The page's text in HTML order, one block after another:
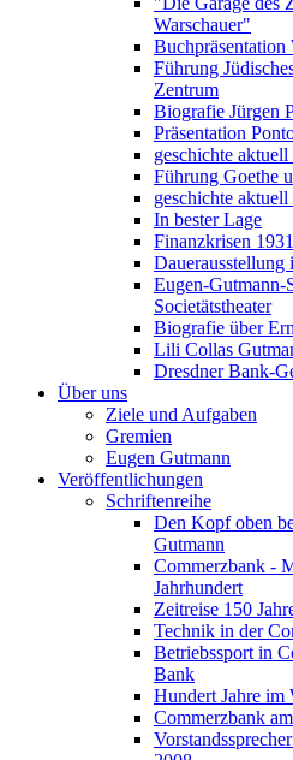
Warschauer"
Buchpräsentation
Führung
Zentrum
Biografie Jürgen
Präsentation
geschichte aktuell
Führung Goethe
geschichte aktuell
In bester Lage
Finanzkrisen
Dauerausstellung
Eugen-Gutmann-
Societätstheater
Biografie über
Lili Collas
Dresdner Bank-
Über uns
Ziele und Aufgaben
Gremien
Eugen Gutmann
Veröffentlichungen
Schriftenreihe
Den Kopf oben
Gutmann
Commerzbank -
Jahrhundert
Zeitreise 150
Technik in der
Betriebssport in
Bank
Hundert Jahre im
Commerzbank